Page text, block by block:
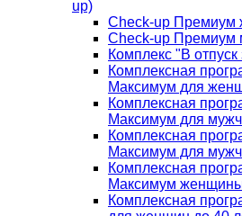
up)
Check-up
Check-up Премиум
Комплекс "В
Комплексная
Максимум для
Комплексная
Максимум для
Комплексная
Максимум для
Комплексная
Максимум
Комплексная